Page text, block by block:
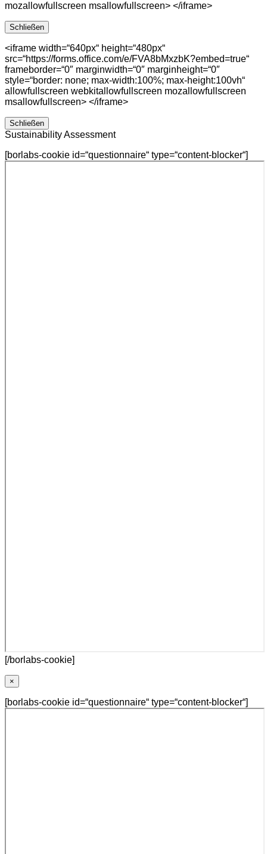
mozallowfullscreen msallowfullscreen> </iframe>
Schließen
<iframe width=“640px“ height=“480px“
src=“https://forms.office.com/e/FVA8bMxzbK?embed=true“
frameborder=“0″ marginwidth=“0″ marginheight=“0″
style=“border: none; max-width:100%; max-height:100vh“
allowfullscreen webkitallowfullscreen mozallowfullscreen
msallowfullscreen> </iframe>
Schließen
Sustainability Assessment
[borlabs-cookie id=“questionnaire“ type=“content-blocker“]
[/borlabs-cookie]
×
[borlabs-cookie id=“questionnaire“ type=“content-blocker“]